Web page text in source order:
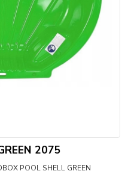
2075
POOL SHELL GREEN